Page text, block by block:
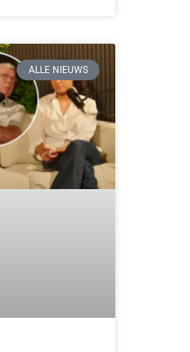
ALLE NIEUWS